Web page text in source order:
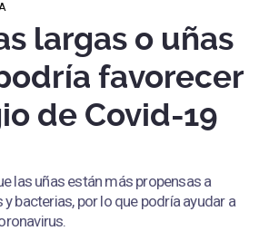
largas o uñas
favorecer
de Covid-19
las uñas están más propensas a
bacterias, por lo que podría ayudar a